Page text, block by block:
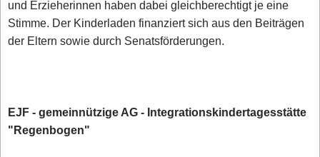
und Erzieherinnen haben dabei gleichberechtigt je eine
Stimme. Der Kinderladen finanziert sich aus den Beiträgen
der Eltern sowie durch Senatsförderungen.
EJF - gemeinnützige AG - Integrationskindertagesstätte
"Regenbogen"